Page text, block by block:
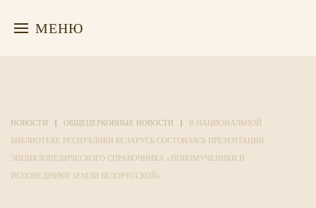
МЕНЮ
НОВОСТИ ОБЩЕЦЕРКОВНЫЕ НОВОСТИ
В НАЦИОНАЛЬНОЙ
БИБЛИОТЕКЕ РЕСПУБЛИКИ БЕЛАРУСЬ СОСТОЯЛАСЬ ПРЕЗЕНТАЦИЯ
ЭНЦИКЛОПЕДИЧЕСКОГО СПРАВОЧНИКА «НОВОМУЧЕНИКИ И
ИСПОВЕДНИКИ ЗЕМЛИ БЕЛОРУССКОЙ»